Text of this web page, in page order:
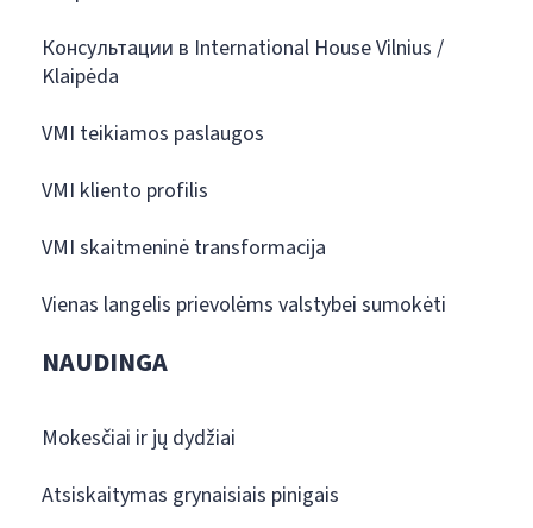
Консультации в International House Vilnius /
Klaipėda
VMI teikiamos paslaugos
VMI kliento profilis
VMI skaitmeninė transformacija
Vienas langelis prievolėms valstybei sumokėti
NAUDINGA
Mokesčiai ir jų dydžiai
Atsiskaitymas grynaisiais pinigais